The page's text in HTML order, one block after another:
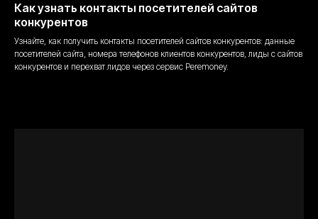
Как узнать контакты посетителей сайтов
конкурентов
Узнайте, как получить контакты посетителей сайтов конкурентов: данные
посетителей сайта, номера телефонов клиентов конкурентов, лиды с сайтов
конкурентов и перехват лидов через сервис Peremoney.